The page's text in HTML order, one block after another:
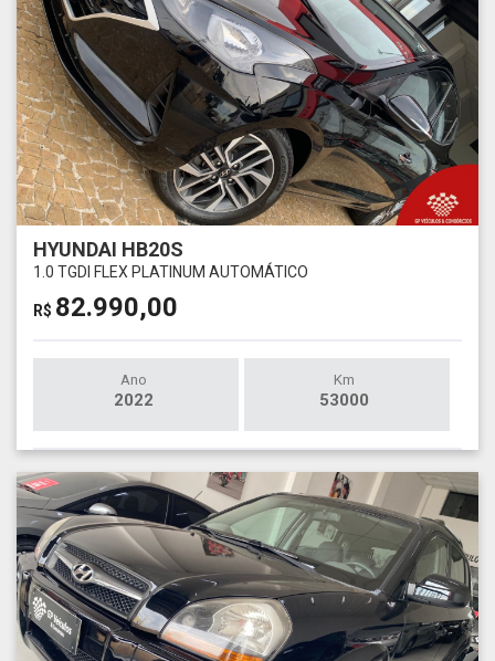
HYUNDAI HB20S
1.0 TGDI FLEX PLATINUM AUTOMÁTICO
R$ 82.990,00
Ano
2022
Km
53000